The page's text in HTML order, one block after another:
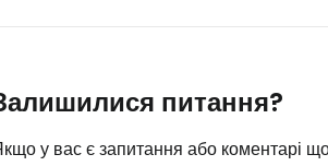
питання?
у вас є запитання або коментарі